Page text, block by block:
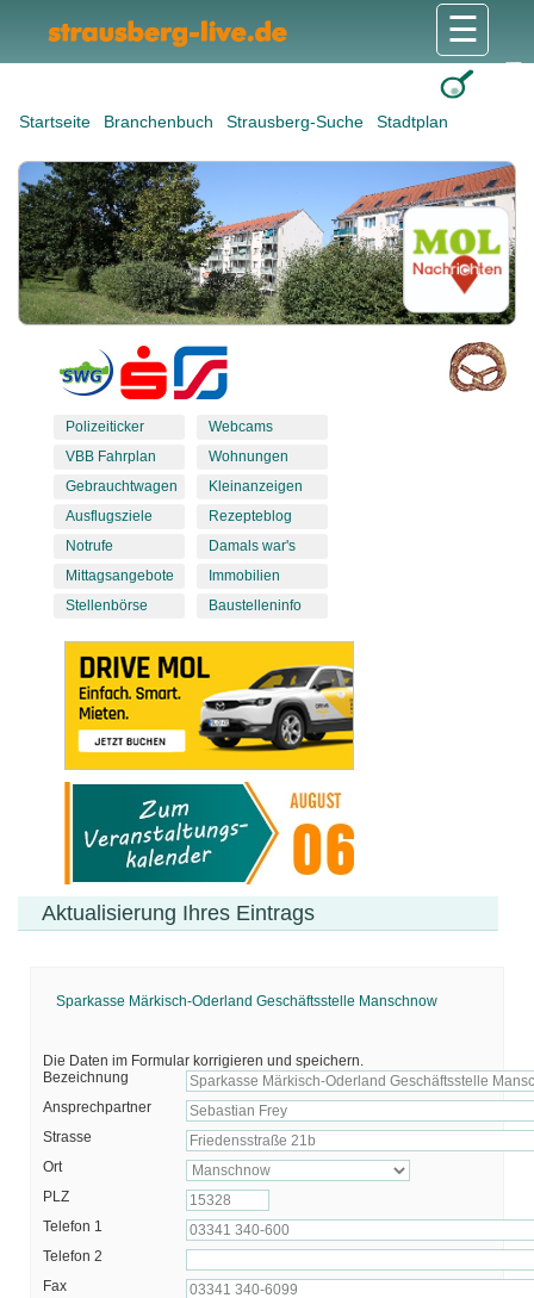
Startseite Branchenbuch Strausberg-Suche Stadtplan
☰
Polizeiticker
VBB Fahrplan
Gebrauchtwagen
Ausflugsziele
Notrufe
Mittagsangebote
Stellenbörse
Webcams
Wohnungen
Kleinanzeigen
Rezepteblog
Damals war's
Immobilien
Baustelleninfo
Aktualisierung Ihres Eintrags
Sparkasse Märkisch-Oderland Geschäftsstelle Manschnow
Die Daten im Formular korrigieren und speichern.
Bezeichnung
Ansprechpartner
Strasse
Ort
PLZ
Telefon 1
Telefon 2
Fax